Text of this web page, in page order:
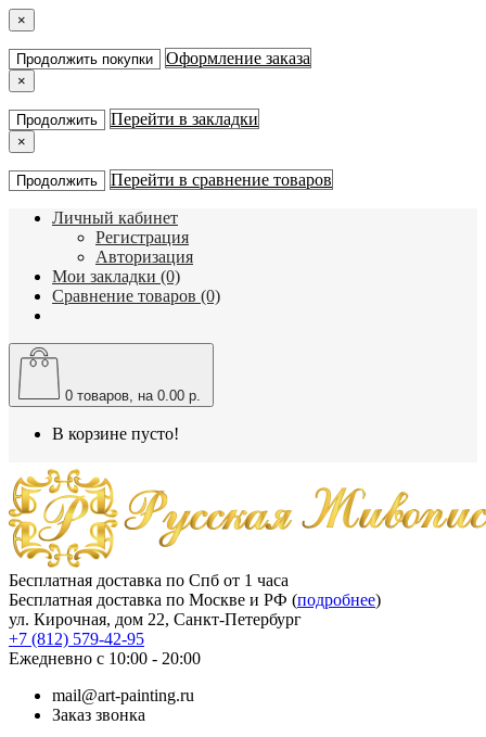
×
Продолжить покупки Оформление заказа
×
Продолжить Перейти в закладки
×
Продолжить Перейти в сравнение товаров
Личный кабинет
Регистрация
Авторизация
Мои закладки (0)
Сравнение товаров (0)
0 товаров, на 0.00 р.
В корзине пусто!
Бесплатная доставка по Спб от 1 часа
Бесплатная доставка по Москве и РФ (подробнее)
ул. Кирочная, дом 22, Санкт-Петербург
+7 (812) 579-42-95
Ежедневно с 10:00 - 20:00
mail@art-painting.ru
Заказ звонка